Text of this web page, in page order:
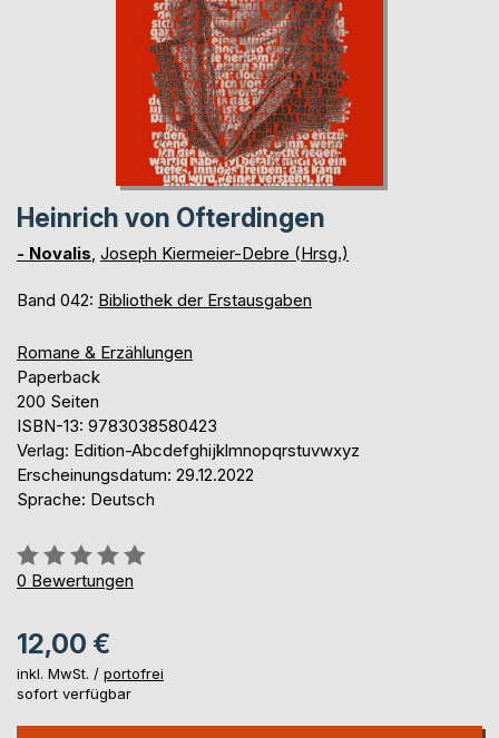
Heinrich von Ofterdingen
- Novalis, Joseph Kiermeier-Debre (Hrsg.)
Band 042: Bibliothek der Erstausgaben
Romane & Erzählungen
Paperback
200 Seiten
ISBN-13: 9783038580423
Verlag: Edition-Abcdefghijklmnopqrstuvwxyz
Erscheinungsdatum: 29.12.2022
Sprache: Deutsch
Bewertung::
0%
0 Bewertungen
12,00 €
inkl. MwSt. / portofrei
sofort verfügbar